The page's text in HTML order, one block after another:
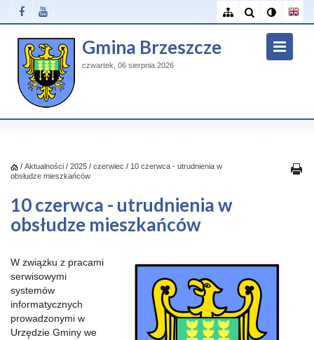
Gmina Brzeszcze
czwartek, 06 sierpnia 2026
/ Aktualności / 2025 / czerwiec / 10 czerwca - utrudnienia w
obsłudze mieszkańców
10 czerwca - utrudnienia w
obsłudze mieszkańców
W związku z pracami
serwisowymi
systemów
informatycznych
prowadzonymi w
Urzędzie Gminy we